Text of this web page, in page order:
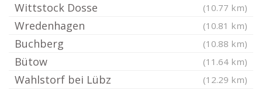
Wittstock Dosse (10.77 km)
Wredenhagen (10.81 km)
Buchberg (10.88 km)
Bütow (11.64 km)
Wahlstorf bei Lübz (12.29 km)